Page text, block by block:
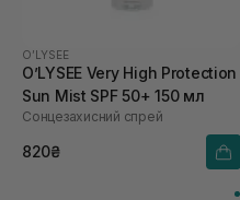
O’LYSEE
O’LYSEE Very High Protection
Sun Mist SPF 50+ 150 мл
Cонцезахисний спрей
820₴